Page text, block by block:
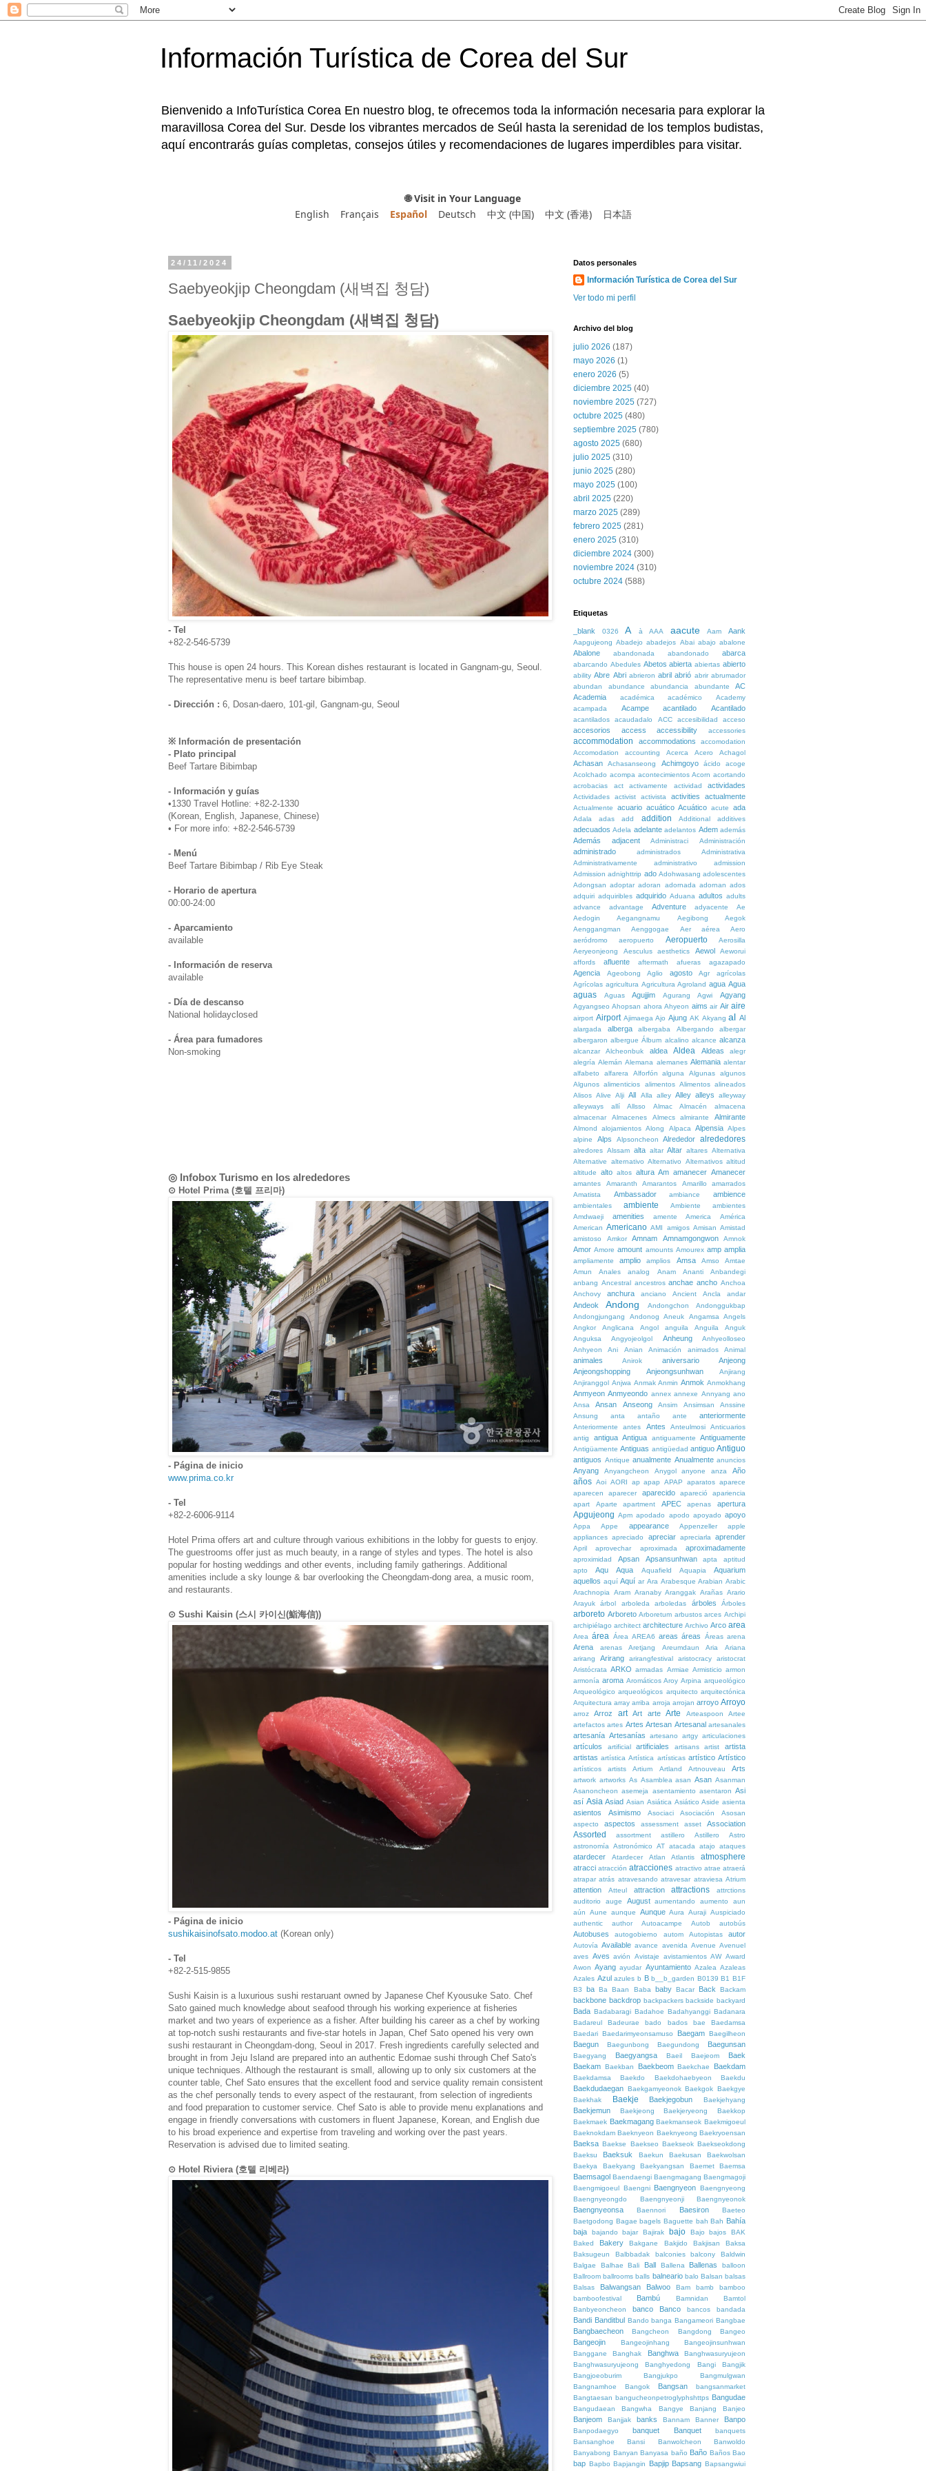
Información Turística de Corea del Sur
Bienvenido a InfoTurística Corea En nuestro blog, te ofrecemos toda la información necesaria para explorar la
maravillosa Corea del Sur. Desde los vibrantes mercados de Seúl hasta la serenidad de los templos budistas,
aquí encontrarás guías completas, consejos útiles y recomendaciones de lugares imperdibles para visitar.
🌐 Visit in Your Language
English
Français Español Deutsch 中文 (中国) 中文 (香港) 日本語
24/11/2024
Saebyeokjip Cheongdam (새벽집 청담)
Saebyeokjip Cheongdam (새벽집 청담)
- Tel
+82-2-546-5739
This house is open 24 hours. This Korean dishes restaurant is located in Gangnam-gu, Seoul.
The representative menu is beef tartare bibimbap.
- Dirección : 6, Dosan-daero, 101-gil, Gangnam-gu, Seoul
※ Información de presentación
- Plato principal
Beef Tartare Bibimbap
- Información y guías
•1330 Travel Hotline: +82-2-1330
(Korean, English, Japanese, Chinese)
• For more info: +82-2-546-5739
- Menú
Beef Tartare Bibimbap / Rib Eye Steak
- Horario de apertura
00:00-24:00
- Aparcamiento
available
- Información de reserva
available
- Día de descanso
National holidayclosed
- Área para fumadores
Non-smoking
◎ Infobox Turismo en los alrededores
⊙ Hotel Prima (호텔 프리마)
- Página de inicio
www.prima.co.kr
- Tel
+82-2-6006-9114
Hotel Prima offers art and culture through various exhibitions in the lobby for guests to enjoy.
The guestrooms offer just as much beauty, in a range of styles and types. The hotel is also
popular for hosting weddings and other events, including family gatherings. Additional
amenities include a sky lounge & bar overlooking the Cheongdam-dong area, a music room,
and restaurants.
⊙ Sushi Kaisin (스시 카이신(鮨海信))
- Página de inicio
sushikaisinofsato.modoo.at (Korean only)
- Tel
+82-2-515-9855
Sushi Kaisin is a luxurious sushi restaruant owned by Japanese Chef Kyousuke Sato. Chef
Sato gained much knowledge about seafood through his working experience at fisheries
market and two years of experience as a fisher. After building his career as a chef by working
at top-notch sushi restaurants and five-star hotels in Japan, Chef Sato opened his very own
sushi restaurant in Cheongdam-dong, Seoul in 2017. Fresh ingredients carefully selected and
brought in from Jeju Island are prepared into an authentic Edomae sushi through Chef Sato's
unique techniques. Although the restaurant is small, allowing up to only six customers at the
counter table, Chef Sato ensures that the excellent food and service quality remain consistent
as the chef personally tends to every aspect of the restaurant, from selection of ingredients
and food preparation to customer service. Chef Sato is able to provide menu explanations and
engage in friendly conversations with customers in fluent Japanese, Korean, and English due
to his broad experience and expertise from traveling and working over the past years.
Reservation is advised due to limited seating.
⊙ Hotel Riviera (호텔 리베라)
Datos personales
Información Turística de Corea del Sur
Ver todo mi perfil
Archivo del blog
julio 2026 (187)
mayo 2026 (1)
enero 2026 (5)
diciembre 2025 (40)
noviembre 2025 (727)
octubre 2025 (480)
septiembre 2025 (780)
agosto 2025 (680)
julio 2025 (310)
junio 2025 (280)
mayo 2025 (100)
abril 2025 (220)
marzo 2025 (289)
febrero 2025 (281)
enero 2025 (310)
diciembre 2024 (300)
noviembre 2024 (310)
octubre 2024 (588)
Etiquetas
_blank 0326 A à AAA aacute Aam Aank
Aapgujeong Abadejo abadejos Abai abajo abalone
Abalone abandonada abandonado abarca
abarcando Abedules Abetos abierta abiertas abierto
ability Abre Abri abrieron abril abrió abrir abrumador
abundan
abundance abundancia abundante
AC
Academia
académica académico
Academy
acampada
Acampe acantilado Acantilado
acantilados acaudadalo ACC accesibilidad acceso
accesorios access accessibility accessories
accommodation accommodations
accomodation
Accomodation
accounting Acerca Acero Achagol
Achasan Achasanseong Achimgoyo ácido
acoge
Acolchado acompa acontecimientos Acorn acortando
acrobacias
act activamente actividad actividades
Actividades activist activista activities actualmente
Actualmente acuario acuático Acuático acute ada
Adala adas add addition Additional additives
adecuados Adela adelante adelantos Adem además
Además adjacent Administraci Administración
administrado administrados
Administrativa
Administrativamente
administrativo
admission
Admission adnighttrip ado Adohwasang adolescentes
Adongsan adoptar adoran adornada adornan ados
adquiri adquiribles adquirido Aduana adultos adults
advance
advantage Adventure adyacente
Ae
Aedogin
Aegangnamu Aegibong
Aegok
Aenggangman
Aenggogae Aer aérea
Aero
aeródromo
aeropuerto Aeropuerto
Aerosilla
Aeryeonjeong
Aesculus aesthetics Aewol
Aeworui
affords
afluente aftermath afueras agazapado
Agencia Ageobong Aglio agosto Agr
agrícolas
Agrícolas agricultura Agricultura Agroland agua Agua
aguas Aguas Agujjim Agurang Agwi Agyang
Agyangseo Ahopsan ahora Ahyeon aims air Air aire
airport Airport Ajimaega Ajo Ajung AK Akyang al Al
alargada alberga albergaba Albergando
albergar
albergaron albergue Álbum alcalino alcance alcanza
alcanzar Alcheonbuk aldea Aldea Aldeas
alegr
alegría Alemán Alemana alemanes Alemania alentar
alfabeto
alfarera Alforfón alguna Algunas
algunos
Algunos alimenticios alimentos Alimentos alineados
Alisos Alive Alji All Alla alley Alley alleys
alleyway
alleyways
allí Allsso Almac Almacén
almacena
almacenar
Almacenes Almecs almirante Almirante
Almond alojamientos Along Alpaca Alpensia Alpes
alpine
Alps Alpsoncheon Alrededor alrededores
alredores Alssam alta altar Altar altares Alternativa
Alternative
alternativo Alternativo Alternativos altitud
altitude
alto altos altura Am amanecer Amanecer
amantes Amaranth Amarantos Amarillo
amarrados
Amatista
Ambassador ambiance ambience
ambientales ambiente Ambiente
ambientes
Amdwaeji
amenities amente America
América
American Americano AMI amigos Amisan Amistad
amistoso
Amkor Amnam Amnamgongwon Amnok
Amor Amore amount amounts Amourex amp amplia
ampliamente amplio amplios Amsa Amso
Amtae
Amun
Anales analog Anam Ananti
Anbandegi
anbang Ancestral ancestros anchae ancho Anchoa
Anchovy
anchura anciano Ancient Ancla andar
Andeok Andong Andongchon
Andonggukbap
Andongjungang
Andonog Aneuk Angamsa
Angels
Angkor
Anglicana Angol anguila Anguila
Anguk
Anguksa
Angyojeolgol Anheung
Anhyeolloseo
Anhyeon
Ani Anian Animación animados Animal
animales Anirok aniversario
Anjeong
Anjeongshopping
Anjeongsunhwan
Anjirang
Anjiranggol Anjwa Anmak Anmin Anmok Anmokhang
Anmyeon Anmyeondo annex annexe Annyang ano
Ansa
Ansan Anseong Ansim Ansimsan
Anssine
Ansung
anta antaño ante anteriormente
Anteriormente antes Antes Anteulmosi
Anticuarios
antig
antigua Antigua antiguamente Antiguamente
Antigüamente Antiguas antigüedad antiguo Antiguo
antiguos Antique anualmente Anualmente anuncios
Anyang Anyangcheon Anygol anyone anza Año
años Aoi AORI ap apap APAP aparatos aparece
aparecen
aparecer aparecido apareció
apariencia
apart
Aparte apartment APEC apenas apertura
Apgujeong Apm apodado apodo apoyado apoyo
Appa Appe appearance Appenzeller
apple
appliances apreciado apreciar apreciarla aprender
April aprovechar aproximada aproximadamente
aproximidad Apsan Apsansunhwan apta
aptitud
apto
Aqu Aqua Aquafield Aquapia
Aquarium
aquellos aquí Aquí ar Ara Arabesque Arabian Arabic
Arachnopia
Aram Aranaby Aranggak Arañas Arario
Arayuk
árbol arboleda arboledas árboles Árboles
arboreto Arboreto Arboretum arbustos arces Archipi
archipiélago architect architecture Archivo Arco area
Area área Área AREA6 areas áreas Áreas arena
Arena arenas Aretjang Areumdaun Aria
Ariana
arirang
Arirang arirangfestival aristocracy
aristocrat
Aristócrata ARKO armadas Armiae Armisticio armon
armonía aroma Aromáticos Aroy Arpina arqueológico
Arqueológico arqueológicos arquitecto arquitectónica
Arquitectura array arriba arroja arrojan arroyo Arroyo
arroz Arroz art Art arte Arte Arteaspoon
Artee
artefactos artes Artes Artesan Artesanal artesanales
artesanía Artesanías artesano artgy articulaciones
artículos artificial artificiales artisans artist
artista
artistas artística Artística artísticas artístico Artístico
artísticos artists Artium Artland Artnouveau Arts
artwork artworks As Asamblea asan Asan Asanman
Asanoncheon asemeja asentamiento asentaron Asi
así Asia Asiad Asian Asiática Asiático Aside asienta
asientos Asimismo Asociaci Asociación
Asosan
aspecto
aspectos assessment asset Association
Assorted assortment astillero Astillero
Astro
astronomía
Astronómico AT atacada atajo ataques
atardecer Atardecer Atlan Atlantis atmosphere
atracci atracción atracciones atractivo atrae atraerá
atrapar atrás atravesando atravesar atraviesa Atrium
attention Atteul attraction attractions
attrctions
auditorio
auge August aumentando aumento
aun
aún
Aune aunque Aunque Aura Auraji Auspiciado
authentic
author Autoacampe Autob autobús
Autobuses autogobierno autom Autopistas autor
Autovía Available avance avenida Avenue Avenuel
aves Aves avión Avistaje avistamientos AW Award
Awon Ayang ayudar Ayuntamiento Azalea Azaleas
Azales Azul azules b B b__b_garden B0139 B1 B1F
B3
ba Ba Baan Baba baby Bacar Back Backam
backbone backdrop backpackers backside backyard
Bada Badabaragi Badahoe Badahyanggi Badanara
Badareul
Badeurae bado bados bae
Baedamsa
Baedari Baedarimyeonsamuso Baegam Baegilheon
Baegun Baegunbong Baegundong Baegunsan
Baegyang Baegyangsa Baeil Baejeom
Baek
Baekam Baekban Baekbeom Baekchae Baekdam
Baekdamsa Baekdo Baekdohaebyeon Baekdu
Baekdudaegan Baekgamyeonok Baekgok Baekgye
Baekhak
Baekje Baekjegobun Baekjehyang
Baekjemun Baekjeong Baekjeryeong
Baekkop
Baekmaek Baekmagang Baekmanseok Baekmigoeul
Baeknokdam Baeknyeon Baeknyeong Baekryoensan
Baeksa Baekse Baekseo Baekseok Baekseokdong
Baeksu
Baeksuk Baekun Baekusan
Baekwolsan
Baekya
Baekyang Baekyangsan Baemet Baemsa
Baemsagol Baendaengi Baengmagang Baengmagoji
Baengmigoeul Baengni Baengnyeon Baengnyeong
Baengnyeongdo
Baengnyeonji Baengnyeonok
Baengnyeonsa Baennori Baesiron
Baeteo
Baetgodong Bagae bagels Baguette bah Bah Bahía
baja
bajando bajar Bajirak bajo Bajo bajos
BAK
Baked
Bakery Bakgane Bakjido Bakjisan
Baksa
Baksugeun
Balbbadak balconies balcony
Baldwin
Balgae
Balhae Bali Ball Ballena Ballenas
balloon
Ballroom ballrooms balls balneario balo Balsan balsas
Balsas
Balwangsan Balwoo Bam bamb
bamboo
bamboofestival
Bambú Bamnidan
Bamtol
Banbyeoncheon
banco Banco bancos bandada
Bandi Banditbul Bando banga Bangameori Bangbae
Bangbaecheon Bangcheon Bangdong Bangeo
Bangeojin Bangeojinhang
Bangeojinsunhwan
Banggane
Banghak Banghwa
Banghwasuryujeon
Banghwasuryujeong
Banghyedong Bangi
Bangjik
Bangjoeoburim
Bangjukpo
Bangmulgwan
Bangnamhoe
Bangok Bangsan
bangsanmarket
Bangtaesan bangucheonpetroglyphshttps Bangudae
Bangudaean Bangwha Bangye Banjang Banjeo
Banjeom Banjjak banks Bannam Banner Banpo
Banpodaegyo banquet Banquet
banquets
Bansanghoe
Bansi Banwolcheon
Banwoldo
Banyabong Banyan Banyasa baño Baño Baños Bao
bap Bapbo Bapjangin Bapjip Bapsang Bapsangwiui